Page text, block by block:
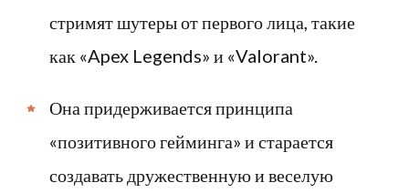
стримят шутеры от первого лица, такие
как «Apex Legends» и «Valorant».
Она придерживается принципа
«позитивного гейминга» и старается
создавать дружественную и веселую